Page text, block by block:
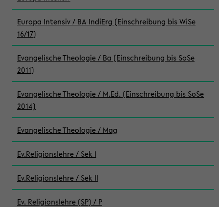
Europa Intensiv / BA IndiErg (Einschreibung bis WiSe
16/17)
Evangelische Theologie / Ba (Einschreibung bis SoSe
2011)
Evangelische Theologie / M.Ed. (Einschreibung bis SoSe
2014)
Evangelische Theologie / Mag
Ev.Religionslehre / Sek I
Ev.Religionslehre / Sek II
Ev. Religionslehre (SP) / P